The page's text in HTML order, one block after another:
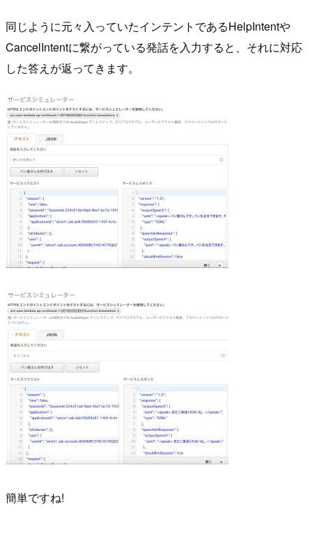
同じように元々入っていたインテントであるHelpIntentや
CancelIntentに繋がっている発話を入力すると、それに対応
した答えが返ってきます。
簡単ですね!